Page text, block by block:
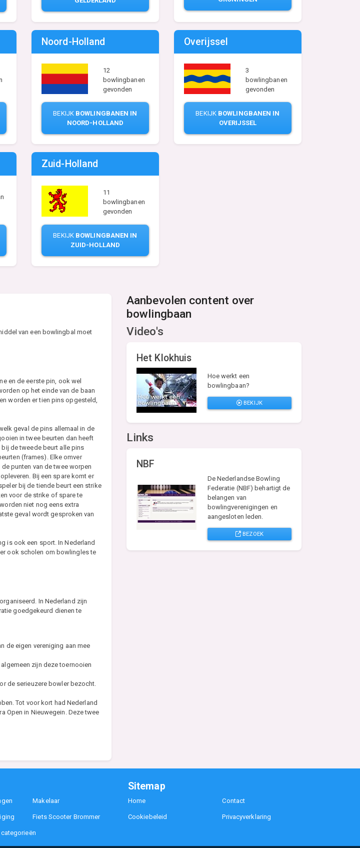
Noord-Holland
12
bowlingbanen
gevonden
BEKIJK BOWLINGBANEN IN
NOORD-HOLLAND
Overijssel
3
bowlingbanen
gevonden
BEKIJK BOWLINGBANEN IN
OVERIJSSEL
Zuid-Holland
11
bowlingbanen
gevonden
BEKIJK BOWLINGBANEN IN
ZUID-HOLLAND
van een bowlingbal moet
en de eerste pin, ook wel
op het einde van de baan
worden er tien pins opgesteld,
geval de pins allemaal in de
in twee beurten dan heeft
de tweede beurt alle pins
(frames). Elke omver
punten van de twee worpen
Bij een spare komt er
bij de tiende beurt een strike
voor de strike of spare te
niet nog eens extra
geval wordt gesproken van
is ook een sport. In Nederland
ook scholen om bowlingles te
In Nederland zijn
goedgekeurd dienen te
de eigen vereniging aan mee
zijn deze toernooien
de serieuzere bowler bezocht.
Tot voor kort had Nederland
Open in Nieuwegein. Deze twee
Aanbevolen content over
bowlingbaan
Video's
Het Klokhuis
Hoe werkt een
bowlingbaan?
BEKIJK
Links
NBF
De Nederlandse Bowling
Federatie (NBF) behartigt de
belangen van
bowlingverenigingen en
aangesloten leden.
BEZOEK
Makelaar
Fiets Scooter Brommer
Sitemap
Home Contact
Cookiebeleid Privacyverklaring